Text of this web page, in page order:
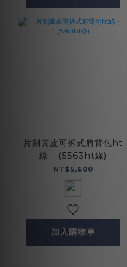
片刻真皮可拆式肩背包ht
綠 - (5563ht綠)
NT$5,600
加入購物車